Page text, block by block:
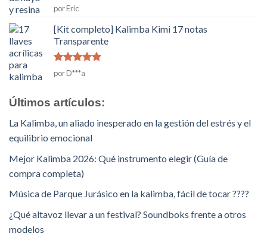
Rated
2
5
por Eric
[Kit completo] Kalimba Kimi 17 notas
Transparente
Rated5
5
por D***a
Últimos artículos:
La Kalimba, un aliado inesperado en la gestión del estrés y el
equilibrio emocional
Mejor Kalimba 2026: Qué instrumento elegir (Guía de
compra completa)
Música de Parque Jurásico en la kalimba, fácil de tocar ????
¿Qué altavoz llevar a un festival? Soundboks frente a otros
modelos